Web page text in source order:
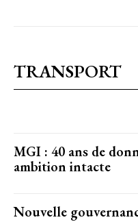
TRANSPORT
MGI : 40 ans de
ambition intacte
Nouvelle